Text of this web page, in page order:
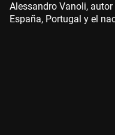
Alessandro Vanoli,
España, Portugal y el